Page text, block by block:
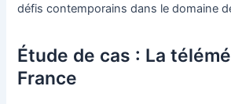
défis contemporains dans le domaine
Étude de cas : La
France